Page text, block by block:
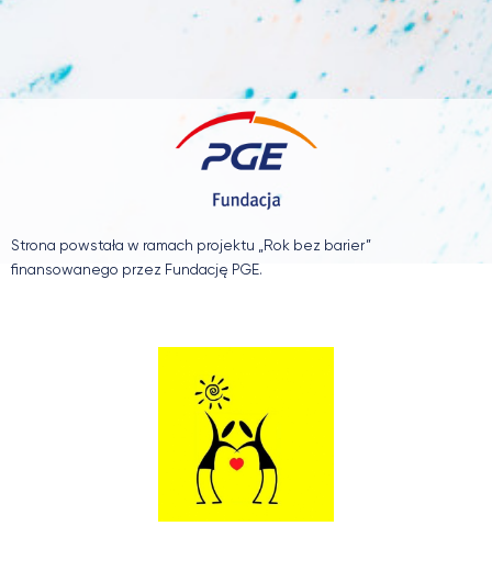
Strona powstała w ramach projektu „Rok bez barier”
finansowanego przez Fundację PGE.